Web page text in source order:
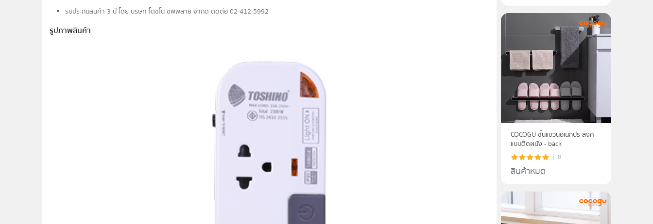
รับประกันสินค้า 3 ปี โดย บริษัท โตชิโน ซัพพลาย จำกัด ติดต่อ 02-412-5992
รูปภาพสินค้า
COCOGU ชั้นแขวนอเนกประสงค์
แบบติดผนัง - back
8
สินค้าหมด